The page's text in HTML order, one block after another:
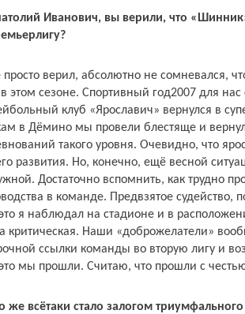
Иванович, вы верили, что
просто верил, абсолютно не сомневался,
этом сезоне. Спортивный год­2007 для
клуб «Ярославич» вернулся в
в Дёмино мы провели блестяще и
такого уровня. Очевидно, что
развития. Но, конечно, ещё весной
Достаточно вспомнить, как трудно
в команде. Предвзятое судейство,
я наблюдал на стадионе и в
критическая. Наши «доброжелатели»
ссылки команды во вторую лигу и
мы прошли. Считаю, что прошли с
же всё­таки стало залогом